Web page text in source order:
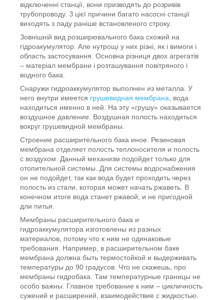
відключенні станції, вони призводять до розривів
трубопроводу. З цієї причини багато насосні станції
виходять з ладу раніше встановленого строку.
Зовнішній вид розширювального бака схожий на
гідроакумулятор. Але нутрощі у них різні, як і вимоги і
область застосування. Основна різниця двох агрегатів
– матеріал мембрани і розташування повітряного і
водного бака.
Снаружи гидроаккумулятор выполнен из металла. У
него внутри имеется грушевидная мембрана , вода
находиться именно в ней. На эту «грушу» оказывается
воздушное давление. Воздушная полость находиться
вокруг грушевидной мембраны.
Строение расширительного бака иное. Резиновая
мембрана отделяет полость теплоносителя и полость
с воздухом. Данный механизм подойдет только для
отопительной системы. Для системы водоснабжения
он не подойдет, так как вода будет проходить через
полость из стали, которая может начать ржаветь. В
конечном итоге вода станет ржавой, и не пригодной
дли питья.
Мембраны расширительного бака и
гидроаккумулятора изготовлены из разных
материалов, потому что к ним не одинаковые
требования. Например, в расширительном баке
мембрана должна быть термостойкой и выдерживать
температуры до 90 градусов. Что не скажешь, про
мембраны гидробака. Там температурные границы не
особо важны. Главное требование к ним – цикличность
сужений и расширений, взаимодействие с жидкостью.